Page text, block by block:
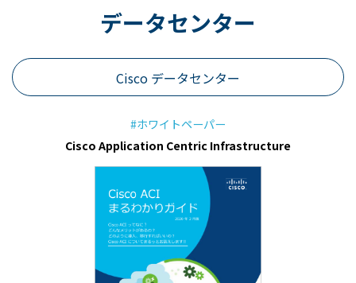
データセンター
Cisco データセンター
#ホワイトペーパー
Cisco Application Centric Infrastructure